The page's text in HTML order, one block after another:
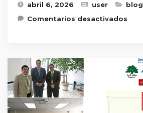
abril 6, 2026 user
blog
Comentarios desactivados